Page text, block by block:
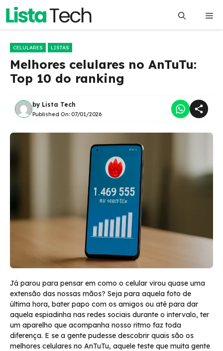
Pular
o
CELULARES LISTAS
Melhores celulares no AnTuTu:
Top 10 do ranking
by Lista Tech
Published On: 07/01/2026
Já parou para pensar em como o celular virou quase uma
extensão das nossas mãos? Seja para aquela foto de
última hora, bater papo com os amigos ou até para dar
aquela espiadinha nas redes sociais durante o intervalo, ter
um aparelho que acompanha nosso ritmo faz toda
diferença. E se a gente pudesse descobrir quais são os
melhores celulares no AnTuTu, aquele teste que muita gente